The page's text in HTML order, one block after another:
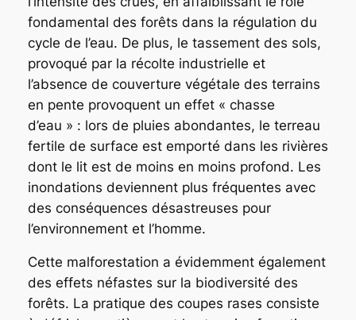
fondamental des forêts dans la régulation du
cycle de l’eau. De plus, le tassement des sols,
provoqué par la récolte industrielle et
l’absence de couverture végétale des terrains
en pente provoquent un effet « chasse
d’eau » : lors de pluies abondantes, le terreau
fertile de surface est emporté dans les rivières
dont le lit est de moins en moins profond. Les
inondations deviennent plus fréquentes avec
des conséquences désastreuses pour
l’environnement et l’homme.
Cette malforestation a évidemment également
des effets néfastes sur la biodiversité des
forêts. La pratique des coupes rases consiste